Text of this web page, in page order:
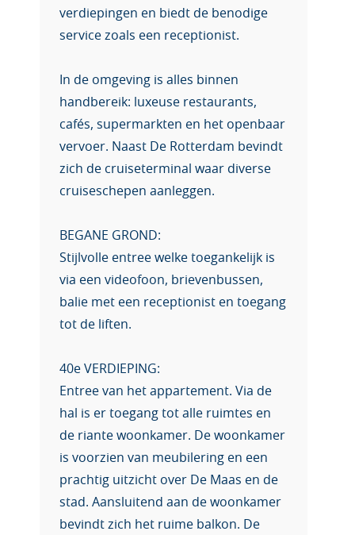
verdiepingen en biedt de benodige
service zoals een receptionist.
In de omgeving is alles binnen
handbereik: luxeuse restaurants,
cafés, supermarkten en het openbaar
vervoer. Naast De Rotterdam bevindt
zich de cruiseterminal waar diverse
cruiseschepen aanleggen.
BEGANE GROND:
Stijlvolle entree welke toegankelijk is
via een videofoon, brievenbussen,
balie met een receptionist en toegang
tot de liften.
40e VERDIEPING:
Entree van het appartement. Via de
hal is er toegang tot alle ruimtes en
de riante woonkamer. De woonkamer
is voorzien van meubilering en een
prachtig uitzicht over De Maas en de
stad. Aansluitend aan de woonkamer
bevindt zich het ruime balkon. De